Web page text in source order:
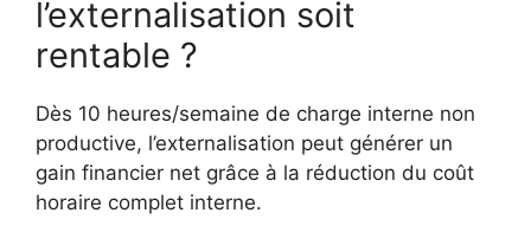
l’externalisation soit
rentable ?
Dès 10 heures/semaine de charge interne non
productive, l’externalisation peut générer un
gain financier net grâce à la réduction du coût
horaire complet interne.